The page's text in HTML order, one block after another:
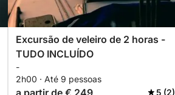
Excursão de veleiro de 2 horas -
TUDO INCLUÍDO
-
2h00 · Até 9 pessoas
a partir de € 249 5 (2)